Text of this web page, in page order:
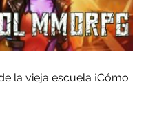
la vieja escuela ¡Cómo